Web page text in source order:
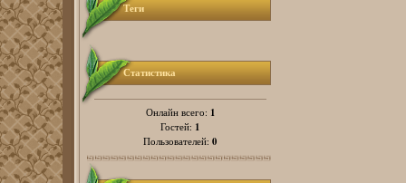
Теги
Статистика
Онлайн всего: 1
Гостей: 1
Пользователей: 0